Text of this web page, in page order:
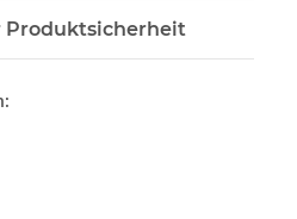
Produktsicherheit